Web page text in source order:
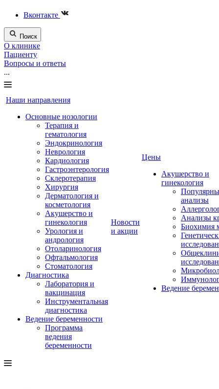
Вконтакте
Поиск
О клинике
Пациенту
Вопросы и ответы
...
Наши направления
Основные нозологии
Терапия и
гематология
Эндокринология
Неврология
Кардиология
Гастроэнтерология
Склеротерапия
Хирургия
Дерматология и
косметология
Акушерство и
гинекология
Урология и
андрология
Отоларинология
Офтальмология
Стоматология
Диагностика
Лаборатория и
вакцинация
Инструментальная
диагностика
Ведение беременности
Программа
ведения
беременности
Новости
и акции
Цены
Акушерство и
гинекология
анализы
Анализы
Биохимия
Ведение